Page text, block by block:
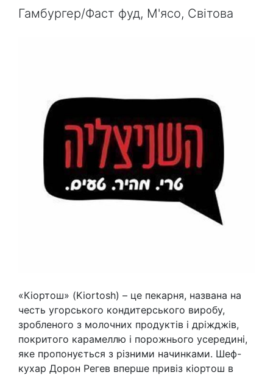
Гамбургер/Фаст фуд, М'ясо, Світова
«Кіортош» (Kiortosh) – це пекарня, названа на
честь угорського кондитерського виробу,
зробленого з молочних продуктів і дріжджів,
покритого карамеллю і порожнього усередині,
яке пропонується з різними начинками. Шеф-
кухар Дорон Регев вперше привіз кіортош в